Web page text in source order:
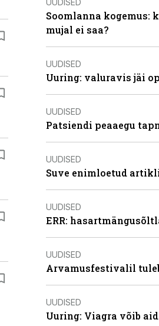
Soomlanna kogemus:
mujal ei saa?
UUDISED
Uuring: valuravis jäi
UUDISED
Patsiendi peaaegu
UUDISED
Suve enimloetud
UUDISED
ERR:
UUDISED
Arvamusfestivalil
UUDISED
Uuring: Viagra võib